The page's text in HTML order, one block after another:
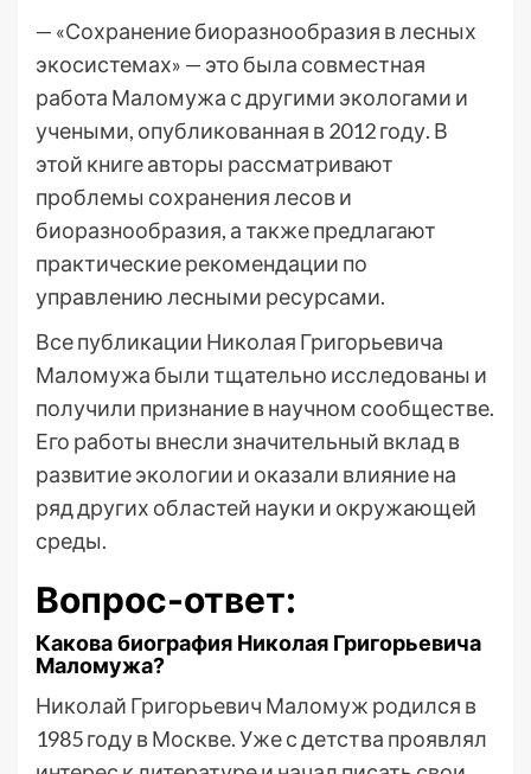
— «Сохранение биоразнообразия в лесных
экосистемах» — это была совместная
работа Маломужа с другими экологами и
учеными, опубликованная в 2012 году. В
этой книге авторы рассматривают
проблемы сохранения лесов и
биоразнообразия, а также предлагают
практические рекомендации по
управлению лесными ресурсами.
Все публикации Николая Григорьевича
Маломужа были тщательно исследованы и
получили признание в научном сообществе.
Его работы внесли значительный вклад в
развитие экологии и оказали влияние на
ряд других областей науки и окружающей
среды.
Вопрос-ответ:
Какова биография Николая Григорьевича
Маломужа?
Николай Григорьевич Маломуж родился в
1985 году в Москве. Уже с детства проявлял